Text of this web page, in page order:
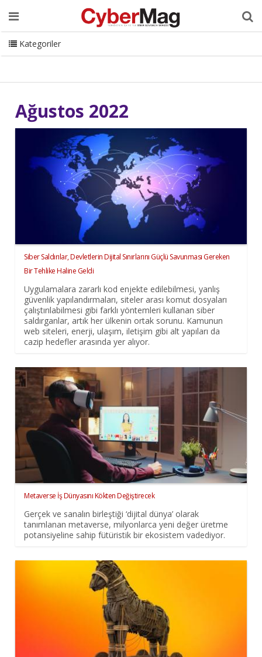
Ana Sayfa Hakkımızda Dergi Editörden
Danışmanlık
ISC Turkey Sizden Gelenler
İletişim
CyberMag Logo
Kategoriler
Ağustos 2022
Siber Saldırılar, Devletlerin Dijital Sınırlarını Güçlü Savunması Gereken
Bir Tehlike Haline Geldi
Uygulamalara zararlı kod enjekte edilebilmesi, yanlış
güvenlik yapılandırmaları, siteler arası komut dosyaları
çalıştırılabilmesi gibi farklı yöntemleri kullanan siber
saldırganlar, artık her ülkenin ortak sorunu. Kamunun
web siteleri, enerji, ulaşım, iletişim gibi alt yapıları da
cazip hedefler arasında yer alıyor.
Metaverse İş Dünyasını Kökten Değiştirecek
Gerçek ve sanalın birleştiği ‘dijital dünya’ olarak
tanımlanan metaverse, milyonlarca yeni değer üretme
potansiyeline sahip fütüristik bir ekosistem vadediyor.